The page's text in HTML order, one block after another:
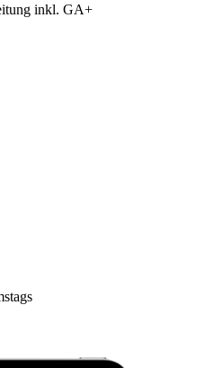
inkl. GA+